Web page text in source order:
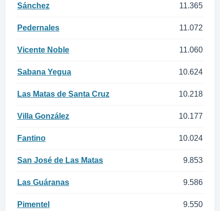
Sánchez 11.365
Pedernales 11.072
Vicente Noble 11.060
Sabana Yegua 10.624
Las Matas de Santa Cruz 10.218
Villa González 10.177
Fantino 10.024
San José de Las Matas 9.853
Las Guáranas 9.586
Pimentel 9.550